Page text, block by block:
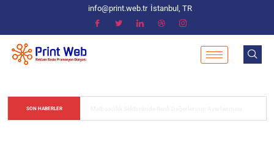
info@print.web.tr İstanbul, TR
SON HABERLER